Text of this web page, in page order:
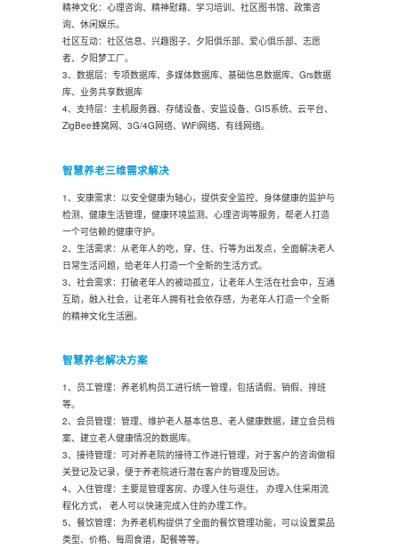
精神文化：心理咨询、精神慰藉、学习培训、社区图书馆、政策咨
询、休闲娱乐。
社区互动：社区信息、兴趣图子、夕阳俱乐部、爱心俱乐部、志愿
者、夕阳梦工厂。
3、数据层：专项数据库、多媒体数据库、基础信息数据库、Grs数据
库、业务共享数据库
4、支持层：主机服务器、存储设备、安监设备、GIS系统、云平台、
ZigBee蜂窝网、3G/4G网络、WiFi网络、有线网络。
智慧养老三维需求解决
1、安康需求：以安全健康为轴心，提供安全监控、身体健康的监护与
检测、健康生活管理，健康环境监测、心理咨询等服务，帮老人打造
一个可信赖的健康守护。
2、生活需求：从老年人的吃，穿、住、行等为出发点，全面解决老人
日常生活问题，给老年人打造一个全新的生活方式。
3、社会需求：打破老年人的被动孤立，让老年人生活在社会中，互通
互助，融入社会，让老年人拥有社会依存感，为老年人打造一个全新
的精神文化生活圈。
智慧养老解决方案
1、员工管理：养老机构员工进行统一管理，包括请假、销假、排班
等。
2、会员管理：管理、维护老人基本信息、老人健康数据，建立会员档
案、建立老人健康情况的数据库。
3、接待管理：可对养老院的接待工作进行管理，对于客户的咨询做相
关登记及记录，便于养老院进行潜在客户的管理及回访。
4、入住管理：主要是管理客房、办理入住与退住， 办理入住采用流
程化方式， 老人可以快速完成入住的办理工作。
5、餐饮管理：为养老机构提供了全面的餐饮管理功能，可以设置菜品
类型、价格、每周食谱，配餐等等。